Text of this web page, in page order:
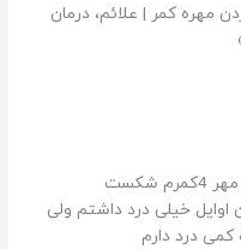
مهره کمر | علائم، درمان
خیلی درد داشتم ولی